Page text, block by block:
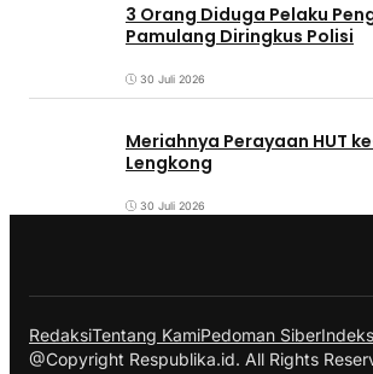
3 Orang Diduga Pelaku
Pamulang Diringkus Polisi
30 Juli 2026
Meriahnya Perayaan HUT
Lengkong
30 Juli 2026
RedaksiTentang KamiPedoman Siber
@Copyright Respublika.id. All Rights